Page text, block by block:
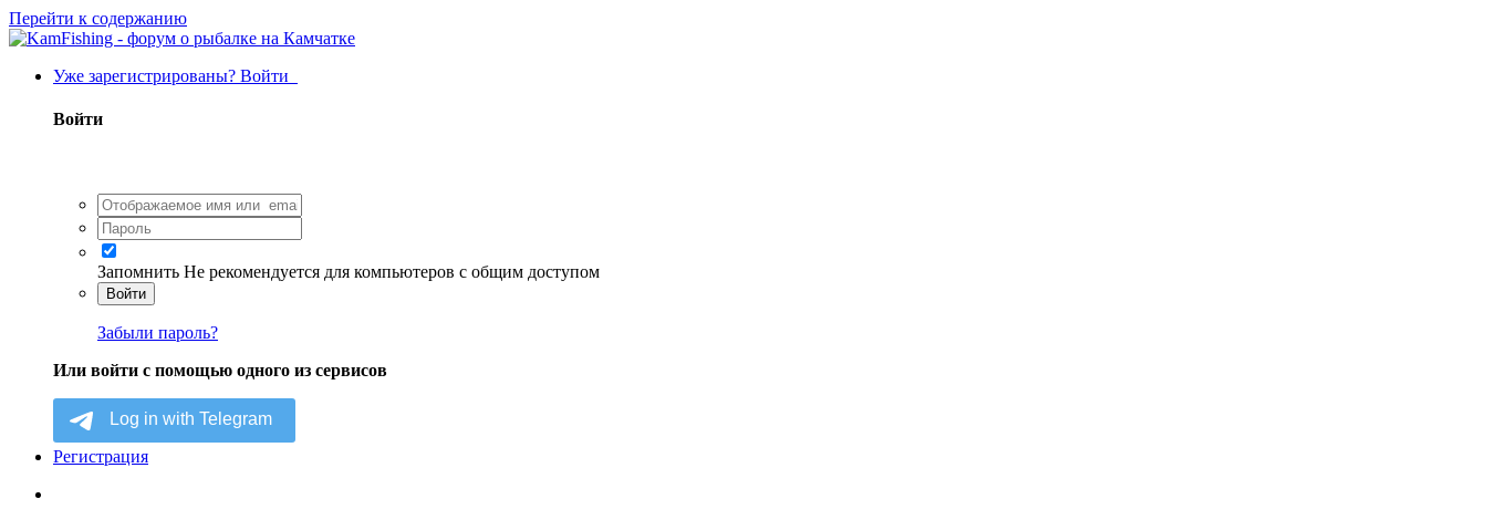
Перейти к содержанию
Уже зарегистрированы? Войти
Войти
Запомнить Не рекомендуется для компьютеров с общим доступом
Войти
Забыли пароль?
Или войти с помощью одного из сервисов
Регистрация